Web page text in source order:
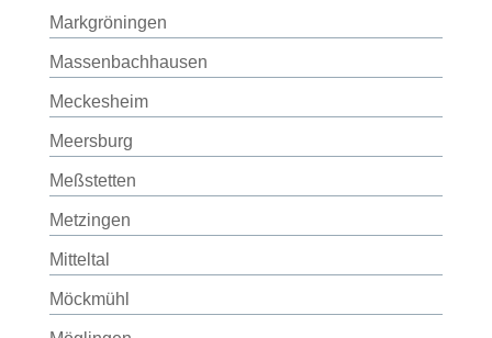
Markgröningen
Massenbachhausen
Meckesheim
Meersburg
Meßstetten
Metzingen
Mitteltal
Möckmühl